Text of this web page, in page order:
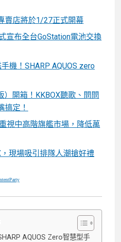
賣店將於1/27正式開幕
宣布全台GoStation電池交換
機！SHARP AQUOS zero
）開箱！KKBOX聽歌、問問
搞定！
視中高階旗艦市場，降低萬
現場吸引排隊人潮搶好禮
AQUOS Zero智慧型手